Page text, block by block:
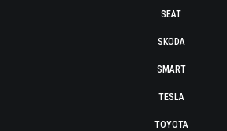
SEAT
SKODA
SMART
TESLA
TOYOTA